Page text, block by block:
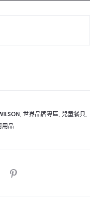
, 世界品牌專區, 兒童餐具,
用品